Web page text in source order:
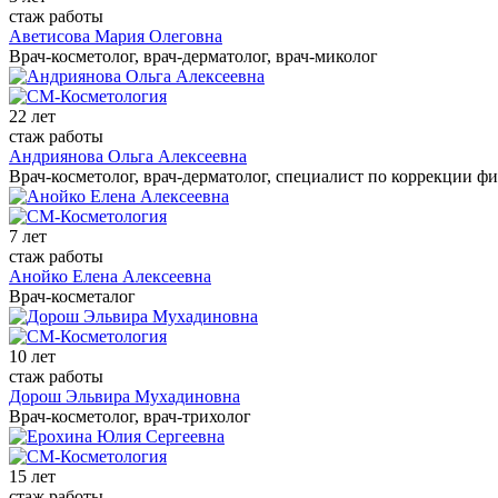
стаж работы
Аветисова Мария Олеговна
Врач-косметолог, врач-дерматолог, врач-миколог
22 лет
стаж работы
Андриянова Ольга Алексеевна
Врач-косметолог, врач-дерматолог, специалист по коррекции
7 лет
стаж работы
Анойко Елена Алексеевна
Врач-косметалог
10 лет
стаж работы
Дорош Эльвира Мухадиновна
Врач-косметолог, врач-трихолог
15 лет